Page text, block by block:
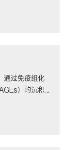
通过免疫组化
）的沉积